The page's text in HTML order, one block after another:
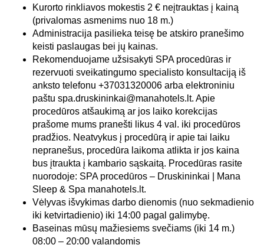
Kurorto rinkliavos mokestis 2 € neįtrauktas į kainą
(privalomas asmenims nuo 18 m.)
Administracija pasilieka teisę be atskiro pranešimo
keisti paslaugas bei jų kainas.
Rekomenduojame užsisakyti SPA procedūras ir
rezervuoti sveikatingumo specialisto konsultaciją iš
anksto telefonu +37031320006 arba elektroniniu
paštu spa.druskininkai@manahotels.lt. Apie
procedūros atšaukimą ar jos laiko korekcijas
prašome mums pranešti likus 4 val. iki procedūros
pradžios. Neatvykus į procedūrą ir apie tai laiku
nepranešus, procedūra laikoma atlikta ir jos kaina
bus įtraukta į kambario sąskaitą. Procedūras rasite
nuorodoje: SPA procedūros – Druskininkai | Mana
Sleep & Spa manahotels.lt.
Vėlyvas išvykimas darbo dienomis (nuo sekmadienio
iki ketvirtadienio) iki 14:00 pagal galimybę.
Baseinas mūsų mažiesiems svečiams (iki 14 m.)
08:00 – 20:00 valandomis